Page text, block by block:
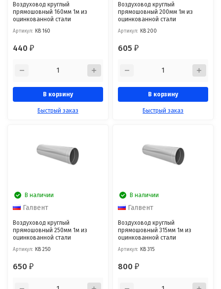
Воздуховод круглый
прямошовный 160мм 1м из
оцинкованной стали
Артикул: КВ 160
440₽
В корзину
Быстрый заказ
Воздуховод круглый
прямошовный 200мм 1м из
оцинкованной стали
Артикул: КВ 200
605₽
В корзину
Быстрый заказ
В наличии
Галвент
Воздуховод круглый
прямошовный 250мм 1м из
оцинкованной стали
Артикул: КВ 250
650₽
В наличии
Галвент
Воздуховод круглый
прямошовный 315мм 1м из
оцинкованной стали
Артикул: КВ 315
800₽